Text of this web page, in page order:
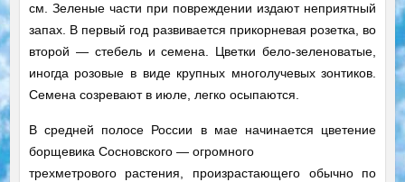
см. Зеленые части при повреждении издают неприятный
запах. В первый год развивается прикорневая розетка, во
второй — стебель и семена. Цветки бело-зеленоватые,
иногда розовые в виде крупных многолучевых зонтиков.
Семена созревают в июле, легко осыпаются.
В средней полосе России в мае начинается цветение
борщевика Сосновского — огромного
трехметрового растения, произрастающего обычно по